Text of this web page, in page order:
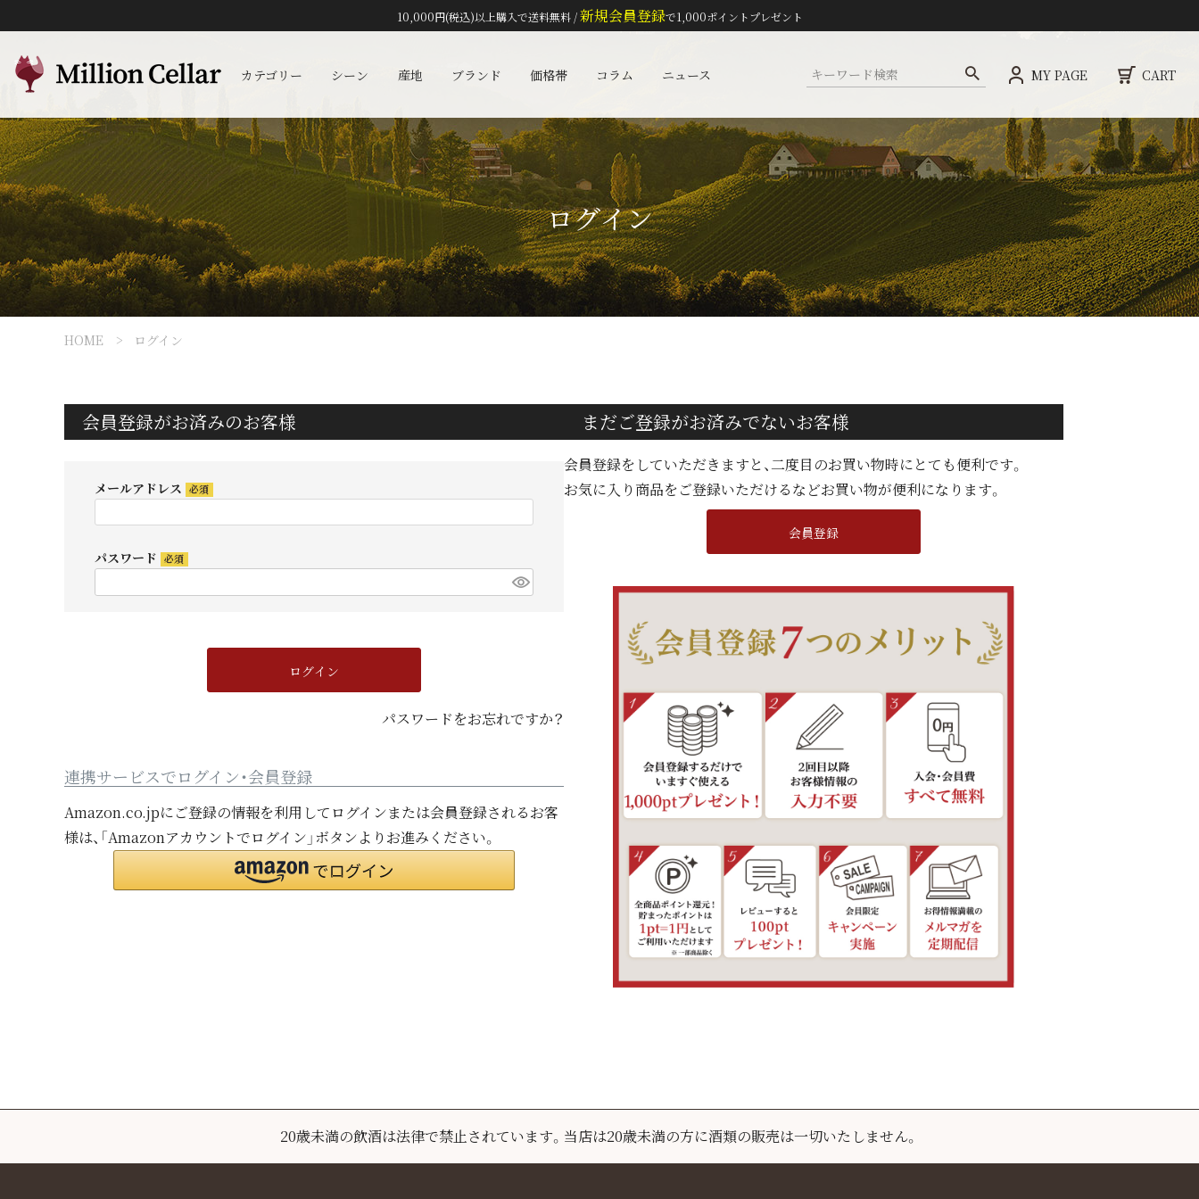
10,000円(税込)以上購入で送料無料 /新規会員登録で1,000ポイントプレゼント
カテゴリー シーン 産地 ブランド 価格帯 コラム ニュース
検索 MY PAGE CART
ログイン
HOME ログイン
会員登録がお済みのお客様
メールアドレス
須)
パスワード
須)
ログイン
パスワードをお忘れですか？
連携サービスでログイン・会員登録
Amazon.co.jpにご登録の情報を利用してログインまたは会員登録されるお客
様は、「Amazonアカウントでログイン」ボタンよりお進みください。
まだご登録がお済みでないお客様
会員登録をしていただきますと、二度目のお買い物時にとても便利です。
お気に入り商品をご登録いただけるなどお買い物が便利になります。
会員登録
20歳未満の飲酒は法律で禁止されています。 当店は20歳未満の方に酒類の販売は一切いたしません。